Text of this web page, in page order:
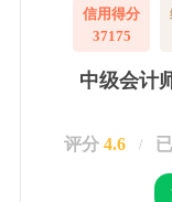
信用得分
37175
中级会计
评分 4.6 /